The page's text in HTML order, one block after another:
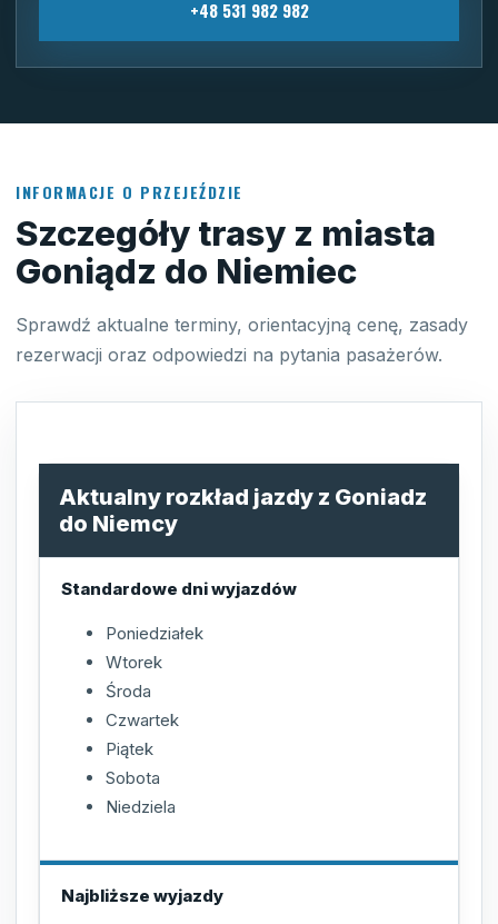
+48 531 982 982
INFORMACJE O PRZEJEŹDZIE
Szczegóły trasy z miasta
Goniądz do Niemiec
Sprawdź aktualne terminy, orientacyjną cenę, zasady
rezerwacji oraz odpowiedzi na pytania pasażerów.
Aktualny rozkład jazdy z Goniadz
do Niemcy
Standardowe dni wyjazdów
Poniedziałek
Wtorek
Środa
Czwartek
Piątek
Sobota
Niedziela
Najbliższe wyjazdy